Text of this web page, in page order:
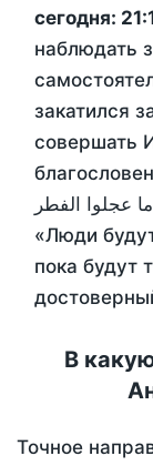
сегодня:
наблюдать
закатился
совершать
عجلوا الفطر
«Люди
пока будут
В
Точное